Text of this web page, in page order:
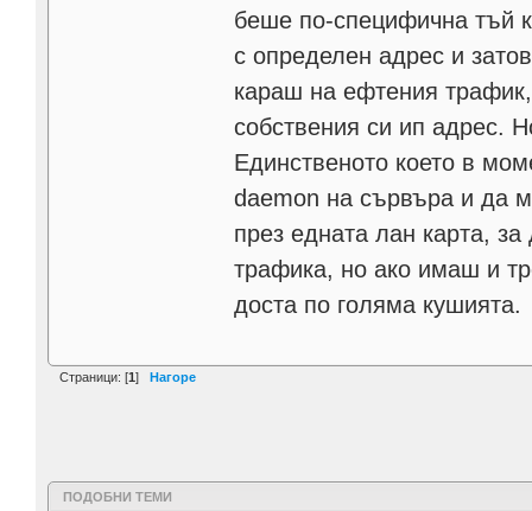
беше по-специфична тъй
с определен адрес и
караш на ефтения
собствения си ип адрес.
Единственото което в
daemon на сървъра и да
през едната лан карта,
трафика, но ако имаш и
доста по голяма кушията.
Страници: [1] Нагоре
ПОДОБНИ ТЕМИ